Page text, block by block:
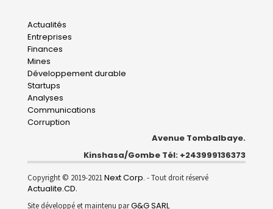
Main
navigation
Actualités
Entreprises
Finances
Mines
Développement durable
Startups
Analyses
Communications
Corruption
Avenue Tombalbaye.
Kinshasa/Gombe Tél: +243999136373
Copyright © 2019-2021Next Corp. - Tout droit réservé
Actualite.CD.
Site développé et maintenu parG&G SARL